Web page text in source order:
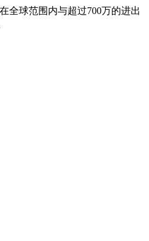
在全球范围内与超过700万的进出